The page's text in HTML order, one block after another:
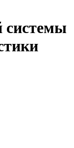
системы